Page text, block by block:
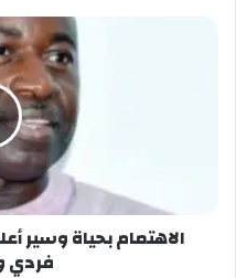
X
الاهتمام بحياة وسير
فردي